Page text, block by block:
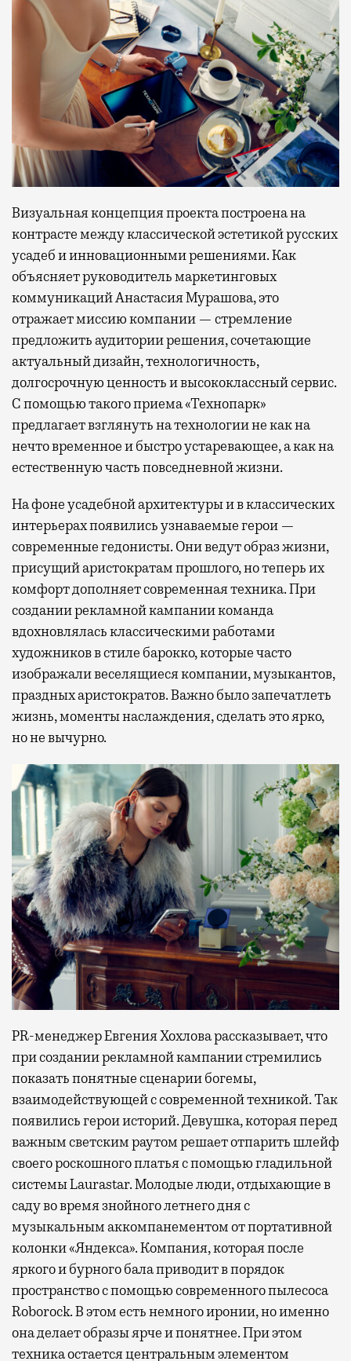
Визуальная концепция проекта построена на
контрасте между классической эстетикой русских
усадеб и инновационными решениями. Как
объясняет руководитель маркетинговых
коммуникаций Анастасия Мурашова, это
отражает миссию компании — стремление
предложить аудитории решения, сочетающие
актуальный дизайн, технологичность,
долгосрочную ценность и высококлассный сервис.
С помощью такого приема «Технопарк»
предлагает взглянуть на технологии не как на
нечто временное и быстро устаревающее, а как на
естественную часть повседневной жизни.
На фоне усадебной архитектуры и в классических
интерьерах появились узнаваемые герои —
современные гедонисты. Они ведут образ жизни,
присущий аристократам прошлого, но теперь их
комфорт дополняет современная техника. При
создании рекламной кампании команда
вдохновлялась классическими работами
художников в стиле барокко, которые часто
изображали веселящиеся компании, музыкантов,
праздных аристократов. Важно было запечатлеть
жизнь, моменты наслаждения, сделать это ярко,
но не вычурно.
PR-менеджер Евгения Хохлова рассказывает, что
при создании рекламной кампании стремились
показать понятные сценарии богемы,
взаимодействующей с современной техникой. Так
появились герои историй. Девушка, которая перед
важным светским раутом решает отпарить шлейф
своего роскошного платья с помощью гладильной
системы Laurastar. Молодые люди, отдыхающие в
саду во время знойного летнего дня с
музыкальным аккомпанементом от портативной
колонки «Яндекса». Компания, которая после
яркого и бурного бала приводит в порядок
пространство с помощью современного пылесоса
Roborock. В этом есть немного иронии, но именно
она делает образы ярче и понятнее. При этом
техника остается центральным элементом